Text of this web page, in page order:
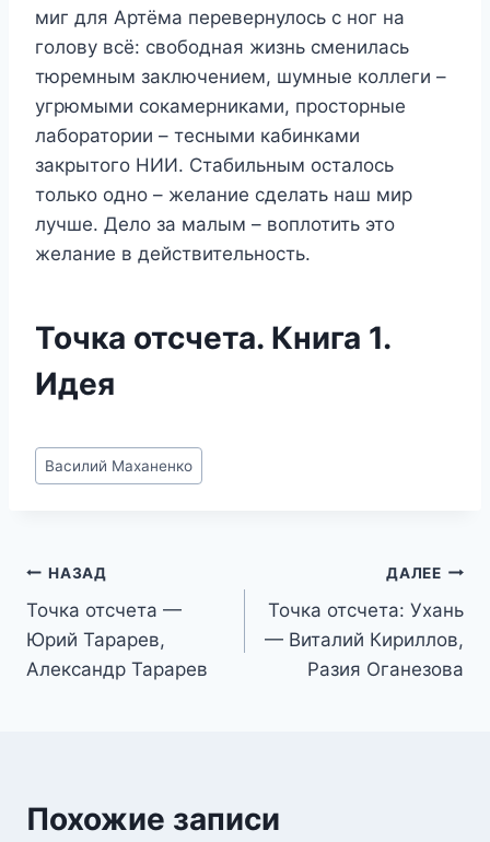
миг для Артёма перевернулось с ног на
голову всё: свободная жизнь сменилась
тюремным заключением, шумные коллеги –
угрюмыми сокамерниками, просторные
лаборатории – тесными кабинками
закрытого НИИ. Стабильным осталось
только одно – желание сделать наш мир
лучше. Дело за малым – воплотить это
желание в действительность.
Точка отсчета. Книга 1.
Идея
Метки
записи:
Василий Маханенко
Навигация
по
записям
НАЗАД
Точка отсчета —
Юрий Тарарев,
Александр Тарарев
ДАЛЕЕ
Точка отсчета: Ухань
— Виталий Кириллов,
Разия Оганезова
Похожие записи